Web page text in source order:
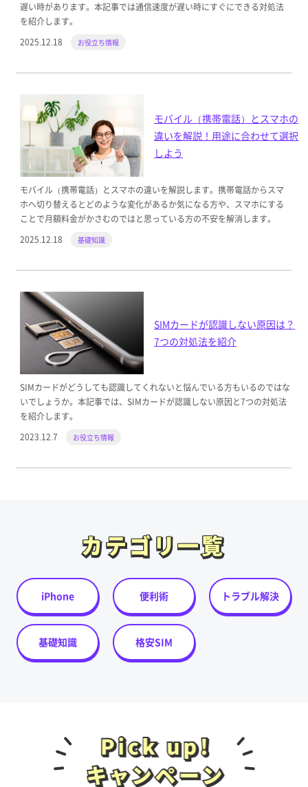
遅い時があります。本記事では通信速度が遅い時にすぐにできる対処法
を紹介します。
2025.12.18
お役立ち情報
モバイル（携帯電話）とスマホの
違いを解説！用途に合わせて選択
しよう
モバイル（携帯電話）とスマホの違いを解説します。携帯電話からスマ
ホへ切り替えるとどのような変化があるか気になる方や、スマホにする
ことで月額料金がかさむのではと思っている方の不安を解消します。
2025.12.18
基礎知識
SIMカードが認識しない原因は？
7つの対処法を紹介
SIMカードがどうしても認識してくれないと悩んでいる方もいるのではな
いでしょうか。本記事では、SIMカードが認識しない原因と7つの対処法
を紹介します。
2023.12.7
お役立ち情報
カテゴリ一覧
カテゴリ一覧
iPhone 便利術 トラブル解決
基礎知識 格安SIM